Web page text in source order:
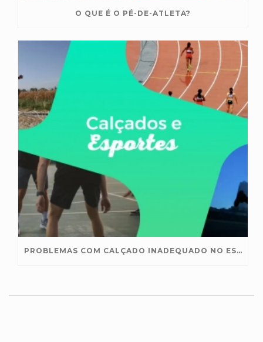
O QUE É O PÉ-DE-ATLETA?
PROBLEMAS COM CALÇADO INADEQUADO NO ESPORTE?